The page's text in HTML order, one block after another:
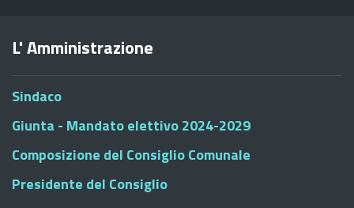
L' Amministrazione
Sindaco
Giunta - Mandato elettivo 2024-2029
Composizione del Consiglio Comunale
Presidente del Consiglio